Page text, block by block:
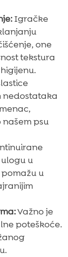
Igračke
one
tekstura
nedostataka
psu
u
u
Važno je
poteškoće.